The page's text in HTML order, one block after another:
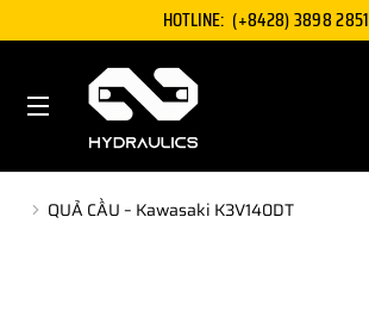
HOTLINE: (+8428) 3898 2851
You are here:
QUẢ CẦU – Kawasaki K3V140DT